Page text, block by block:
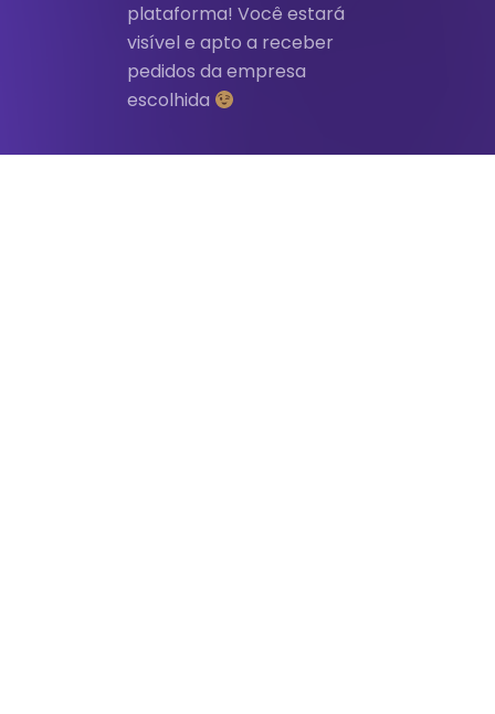
plataforma! Você estará
visível e apto a receber
pedidos da empresa
escolhida